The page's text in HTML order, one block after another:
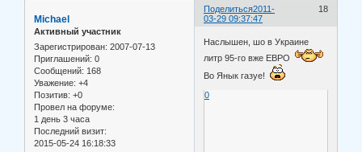
Поделиться 18
2011-
03-29 09:37:47
Michael
Активный участник
Зарегистрирован: 2007-07-13
Приглашений: 0
Сообщений: 168
Уважение: +4
Позитив: +0
Провел на форуме:
1 день 3 часа
Последний визит:
2015-05-24 16:18:33
Наслышен, шо в Украине
литр 95-го вже ЕВРО
Во Янык газуе!
0